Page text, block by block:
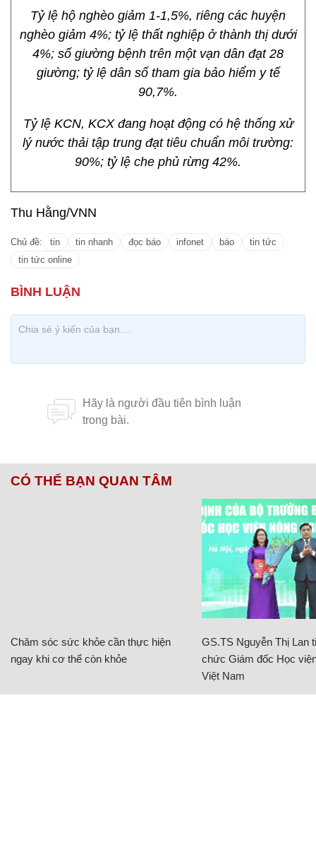
Tỷ lệ hộ nghèo giảm 1-1,5%, riêng các huyện
nghèo giảm 4%; tỷ lệ thất nghiệp ở thành thị dưới
4%; số giường bệnh trên một vạn dân đạt 28
giường; tỷ lệ dân số tham gia bảo hiểm y tế
90,7%.
Tỷ lệ KCN, KCX đang hoạt động có hệ thống xử
lý nước thải tập trung đạt tiêu chuẩn môi trường:
90%; tỷ lệ che phủ rừng 42%.
Thu Hằng/VNN
Chủ đề: tin tin nhanh đọc báo infonet báo
tin tức
tin tức online
CÓ THỂ BẠN QUAN TÂM
Chăm sóc sức khỏe cần thực hiện
ngay khi cơ thể còn khỏe
GS.TS Nguyễn Thị Lan
chức Giám đốc Học
Việt Nam